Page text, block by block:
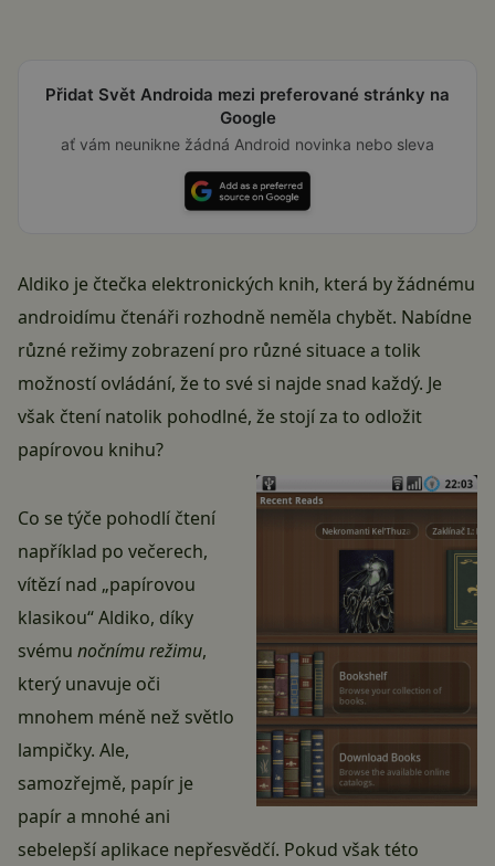
Přidat Svět Androida mezi preferované stránky na
Google
ať vám neunikne žádná Android novinka nebo sleva
Aldiko je čtečka elektronických knih, která by žádnému
androidímu čtenáři rozhodně neměla chybět. Nabídne
různé režimy zobrazení pro různé situace a tolik
možností ovládání, že to své si najde snad každý. Je
však čtení natolik pohodlné, že stojí za to odložit
papírovou knihu?
Co se týče pohodlí čtení
například po večerech,
vítězí nad „papírovou
klasikou“ Aldiko, díky
svému nočnímu režimu,
který unavuje oči
mnohem méně než světlo
lampičky. Ale,
samozřejmě, papír je
papír a mnohé ani
sebelepší aplikace nepřesvědčí. Pokud však této